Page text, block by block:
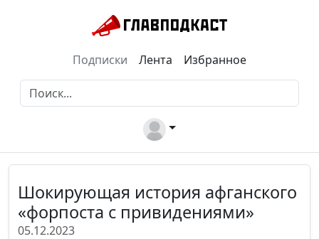
Подписки Лента Избранное
Шокирующая история афганского
«форпоста с привидениями»
05.12.2023